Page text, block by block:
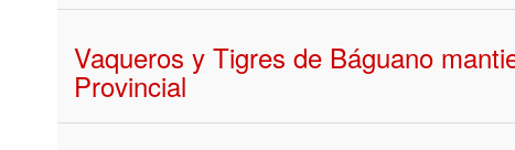
Vaqueros y Tigres de Báguano
Provincial